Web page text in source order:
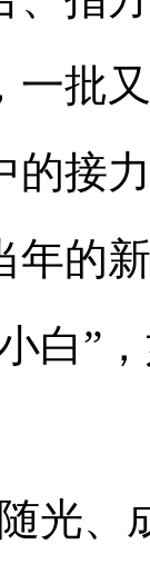
一批
的接
年的
白”
、